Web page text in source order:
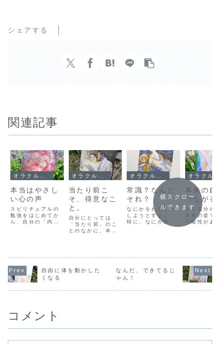
シェアする
関連記事
オラクルメッセージ
本当はやさし
い心の声
スピリチュアルの
勉強をはじめてか
ら、自分の「内な
のにつながるため
には、自分の内側
の声を聞くことが
なところで学んで
オラクルメッセージ
当たり前こ
そ、得意なこ
と。
自分にとっては
「当たり前」のこ
とのなかに、本当
い。自分では「当
オラクルメッセージ
常識？なんだ
それ？
なにかをわたしが
しようとすると、
特に、なにか新し
いことをはじめよ
は親だったり、友
達だったり、ある
ら聞こえてくる言
本来の自
つながる
今の自分の
本来の姿で
可能性があ
りするとき
は本来の自
ではないと
ら、自分の
横スクロー
ルできます
自由に体を動かした
くなる
なんだ、できてるじ
ゃん！
コメント